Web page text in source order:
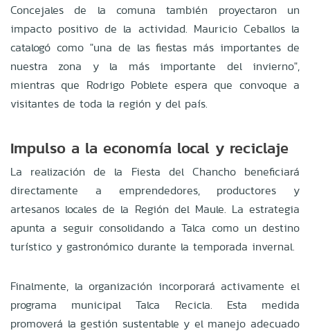
Concejales de la comuna también proyectaron un
impacto positivo de la actividad. Mauricio Ceballos la
catalogó como "una de las fiestas más importantes de
nuestra zona y la más importante del invierno",
mientras que Rodrigo Poblete espera que convoque a
visitantes de toda la región y del país.
Impulso a la economía local y reciclaje
La realización de la Fiesta del Chancho beneficiará
directamente a emprendedores, productores y
artesanos locales de la Región del Maule. La estrategia
apunta a seguir consolidando a Talca como un destino
turístico y gastronómico durante la temporada invernal.
Finalmente, la organización incorporará activamente el
programa municipal Talca Recicla. Esta medida
promoverá la gestión sustentable y el manejo adecuado